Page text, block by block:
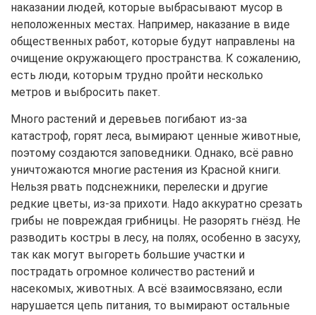
наказании людей, которые выбрасывают мусор в
неположенных местах. Например, наказание в виде
общественных работ, которые будут направлены на
очищение окружающего пространства. К сожалению,
есть люди, которым трудно пройти несколько
метров и выбросить пакет.
Много растений и деревьев погибают из-за
катастроф, горят леса, вымирают ценные животные,
поэтому создаются заповедники. Однако, всё равно
уничтожаются многие растения из Красной книги.
Нельзя рвать подснежники, перелески и другие
редкие цветы, из-за прихоти. Надо аккуратно срезать
грибы не повреждая грибницы. Не разорять гнёзд. Не
разводить костры в лесу, на полях, особенно в засуху,
так как могут выгореть большие участки и
пострадать огромное количество растений и
насекомых, животных. А всё взаимосвязано, если
нарушается цепь питания, то вымирают остальные